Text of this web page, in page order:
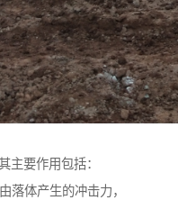
主要作用包括：
落体产生的冲击力，